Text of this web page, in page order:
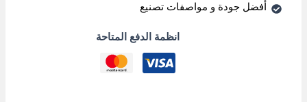
أفضل جودة و مواصفات تصنيع
انظمة الدفع المتاحة